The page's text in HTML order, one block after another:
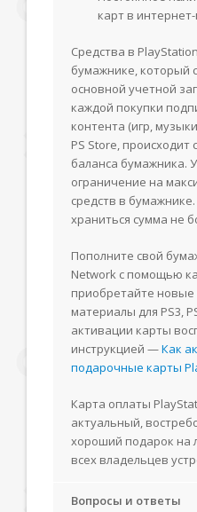
карт в
Средства в
бумажнике, который
основной учетной
каждой покупки
контента (игр,
PS Store, происходит
баланса бумажника.
ограничение на
средств в
храниться сумма не
Пополните свой
Network с помощью
приобретайте новые
материалы для PS3,
активации карты
инструкцией —Как
подарочные карты
Карта оплаты
актуальный,
хороший подарок на
всех владельцев
Вопросы и ответы